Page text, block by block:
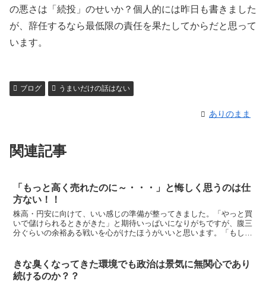
の悪さは「続投」のせいか？個人的には昨日も書きました
が、辞任するなら最低限の責任を果たしてからだと思って
います。
ブログ うまいだけの話はない
ありのまま
関連記事
「もっと高く売れたのに～・・・」と悔しく思うのは仕
方ない！！
株高・円安に向けて、いい感じの準備が整ってきました。「やっと買
いで儲けられるときがきた」と期待いっぱいになりがちですが、腹三
分ぐらいの余裕ある戦いを心がけたほうがいいと思います。「もし腹
きな臭くなってきた環境でも政治は景気に無関心であり
続けるのか？？